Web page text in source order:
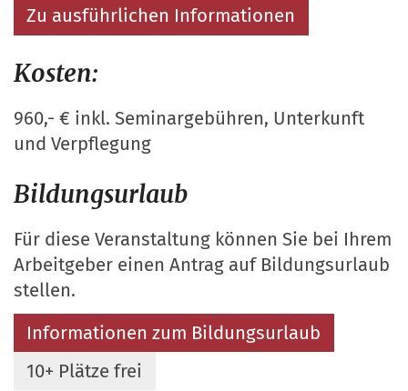
Zu ausführlichen Informationen
Kosten:
960,- € inkl. Seminargebühren, Unterkunft
und Verpflegung
Bildungsurlaub
Für diese Veranstaltung können Sie bei Ihrem
Arbeitgeber einen Antrag auf Bildungsurlaub
stellen.
Informationen zum Bildungsurlaub
10+ Plätze frei